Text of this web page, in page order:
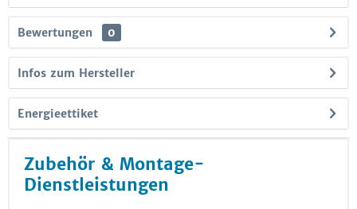
Bewertungen 0
Infos zum Hersteller
Energieettiket
Zubehör & Montage-
Dienstleistungen